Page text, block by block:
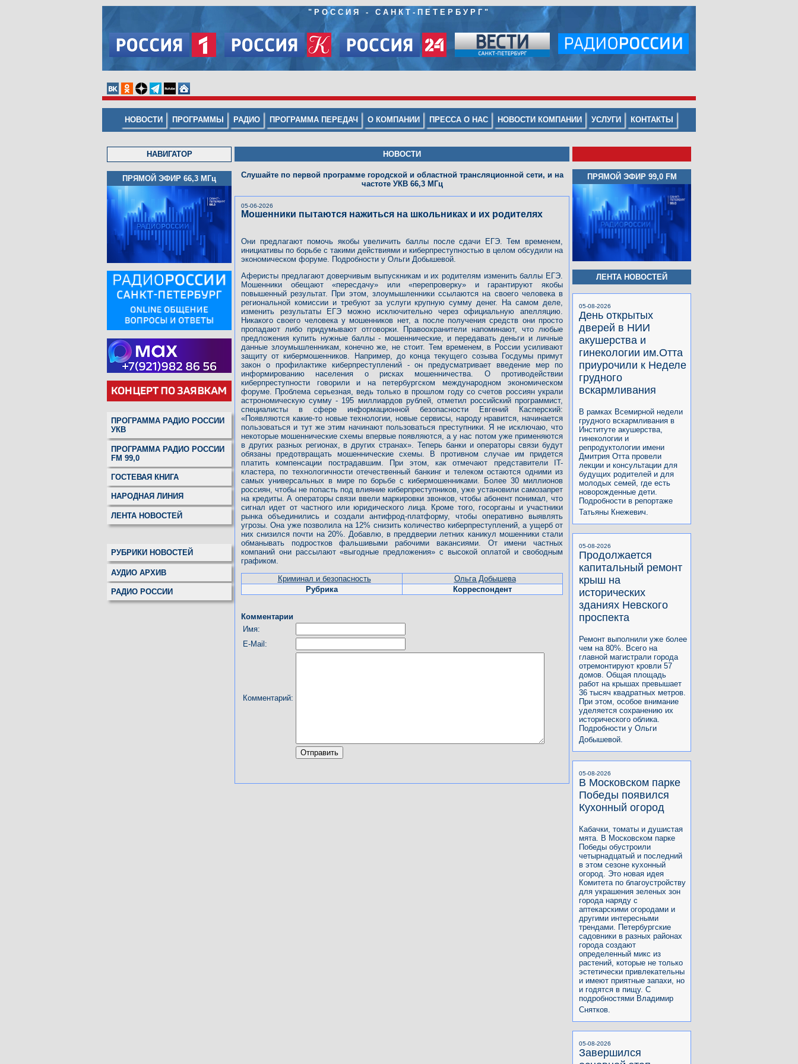
" РОССИЯ - САНКТ-ПЕТЕРБУРГ "
НОВОСТИ ПРОГРАММЫ РАДИО ПРОГРАММА ПЕРЕДАЧ О КОМПАНИИ ПРЕССА О НАС НОВОСТИ КОМПАНИИ УСЛУГИ КОНТАКТЫ
НАВИГАТОР
ПРЯМОЙ ЭФИР 66,3 МГц
ПРОГРАММА РАДИО РОССИИ
УКВ
ПРОГРАММА РАДИО РОССИИ
FM 99,0
ГОСТЕВАЯ КНИГА
НАРОДНАЯ ЛИНИЯ
ЛЕНТА НОВОСТЕЙ
РУБРИКИ НОВОСТЕЙ
АУДИО АРХИВ
РАДИО РОССИИ
НОВОСТИ
Слушайте по первой программе городской и областной трансляционной сети, и на
частоте УКВ 66,3 МГц
05-06-2026
Мошенники пытаются нажиться на школьниках и их родителях
Они предлагают помочь якобы увеличить баллы после сдачи ЕГЭ. Тем временем,
инициативы по борьбе с такими действиями и киберпреступностью в целом обсудили на
экономическом форуме. Подробности у Ольги Добышевой.
Аферисты предлагают доверчивым выпускникам и их родителям изменить баллы ЕГЭ.
Мошенники обещают «пересдачу» или «перепроверку» и гарантируют якобы
повышенный результат. При этом, злоумышленники ссылаются на своего человека в
региональной комиссии и требуют за услуги крупную сумму денег. На самом деле,
изменить результаты ЕГЭ можно исключительно через официальную апелляцию.
Никакого своего человека у мошенников нет, а после получения средств они просто
пропадают либо придумывают отговорки. Правоохранители напоминают, что любые
предложения купить нужные баллы - мошеннические, и передавать деньги и личные
данные злоумышленникам, конечно же, не стоит. Тем временем, в России усиливают
защиту от кибермошенников. Например, до конца текущего созыва Госдумы примут
закон о профилактике киберпреступлений - он предусматривает введение мер по
информированию населения о рисках мошенничества. О противодействии
киберпреступности говорили и на петербургском международном экономическом
форуме. Проблема серьезная, ведь только в прошлом году со счетов россиян украли
астрономическую сумму - 195 миллиардов рублей, отметил российский программист,
специалисты в сфере информационной безопасности Евгений Касперский:
«Появляются какие-то новые технологии, новые сервисы, народу нравится, начинается
пользоваться и тут же этим начинают пользоваться преступники. Я не исключаю, что
некоторые мошеннические схемы впервые появляются, а у нас потом уже применяются
в других разных регионах, в других странах». Теперь банки и операторы связи будут
обязаны предотвращать мошеннические схемы. В противном случае им придется
платить компенсации пострадавшим. При этом, как отмечают представители IT-
кластера, по технологичности отечественный банкинг и телеком остаются одними из
самых универсальных в мире по борьбе с кибермошенниками. Более 30 миллионов
россиян, чтобы не попасть под влияние киберпреступников, уже установили самозапрет
на кредиты. А операторы связи ввели маркировки звонков, чтобы абонент понимал, что
сигнал идет от частного или юридического лица. Кроме того, госорганы и участники
рынка объединились и создали антифрод-платформу, чтобы оперативно выявлять
угрозы. Она уже позволила на 12% снизить количество киберпреступлений, а ущерб от
них снизился почти на 20%. Добавлю, в преддверии летних каникул мошенники стали
обманывать подростков фальшивыми рабочими вакансиями. От имени частных
компаний они рассылают «выгодные предложения» с высокой оплатой и свободным
графиком.
Криминал и безопасность
Ольга Добышева
Рубрика
Корреспондент
Комментарии
Имя:
E-Mail:
Комментарий:
ПРЯМОЙ ЭФИР 99,0 FM
ЛЕНТА НОВОСТЕЙ
05-08-2026
День открытых
дверей в НИИ
акушерства и
гинекологии им.Отта
приурочили к Неделе
грудного
вскармливания
В рамках Всемирной недели
грудного вскармливания в
Институте акушерства,
гинекологии и
репродуктологии имени
Дмитрия Отта провели
лекции и консультации для
будущих родителей и для
молодых семей, где есть
новорожденные дети.
Подробности в репортаже
Татьяны Кнежевич.
05-08-2026
Продолжается
капитальный ремонт
крыш на
исторических
зданиях Невского
проспекта
Ремонт выполнили уже более
чем на 80%. Всего на
главной магистрали города
отремонтируют кровли 57
домов. Общая площадь
работ на крышах превышает
36 тысяч квадратных метров.
При этом, особое внимание
уделяется сохранению их
исторического облика.
Подробности у Ольги
Добышевой.
05-08-2026
В Московском парке
Победы появился
Кухонный огород
Кабачки, томаты и душистая
мята. В Московском парке
Победы обустроили
четырнадцатый и последний
в этом сезоне кухонный
огород. Это новая идея
Комитета по благоустройству
для украшения зеленых зон
города наряду с
аптекарскими огородами и
другими интересными
трендами. Петербургские
садовники в разных районах
города создают
определенный микс из
растений, которые не только
эстетически привлекательны
и имеют приятные запахи, но
и годятся в пищу. С
подробностями Владимир
Снятков.
05-08-2026
Завершился